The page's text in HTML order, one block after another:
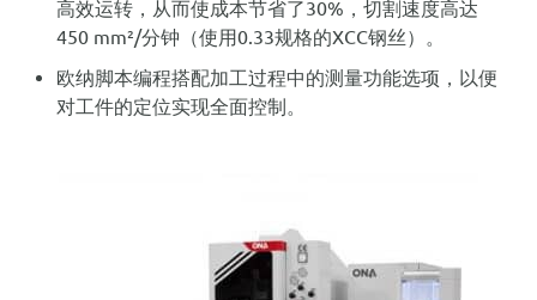
高效运转，从而使成本节省了30%，切割速度高达
450 mm²/分钟（使用0.33规格的XCC钢丝）。
欧纳脚本编程搭配加工过程中的测量功能选项 ，以便
对工件的定位实现全面控制。